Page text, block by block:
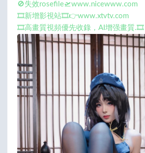
🚫失效rosefile🛫www.nicewww.com
🎞️新增影視站🎞️👉www.xtvtv.com
🎞️高畫質視頻優先收錄，AI增强畫質.🎞️